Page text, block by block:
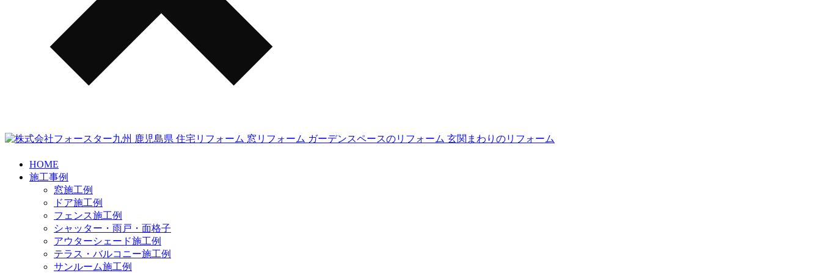
HOME
施工事例
窓施工例
ドア施工例
フェンス施工例
シャッター・雨戸・面格子
アウターシェード施工例
テラス・バルコニー施工例
サンルーム施工例